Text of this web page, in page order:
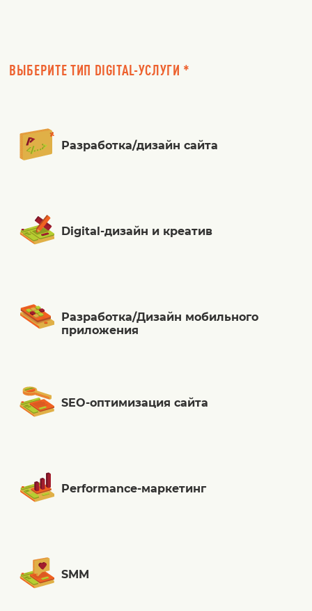
ВЫБЕРИТЕ ТИП DIGITAL-УСЛУГИ *
Разработка/дизайн сайта
Digital-дизайн и креатив
Разработка/Дизайн мобильного
приложения
SEO-оптимизация сайта
Performance-маркетинг
SMM